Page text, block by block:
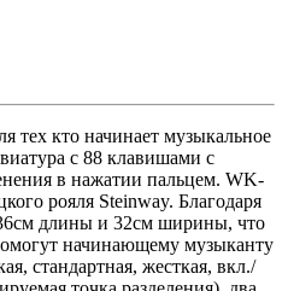
кто начинает музыкальное
с 88 клавишами с
в нажатии пальцем. WK-
рояля Steinway. Благодаря
длины и 32см ширины, что
начинающему музыканту
стандартная, жесткая, вкл./